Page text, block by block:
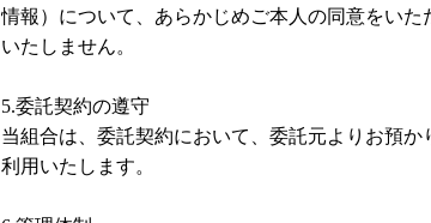
情報）について、あらかじめご本人の同意をい
いたしません。
5.委託契約の遵守
当組合は、委託契約において、委託元よりお預
利用いたします。